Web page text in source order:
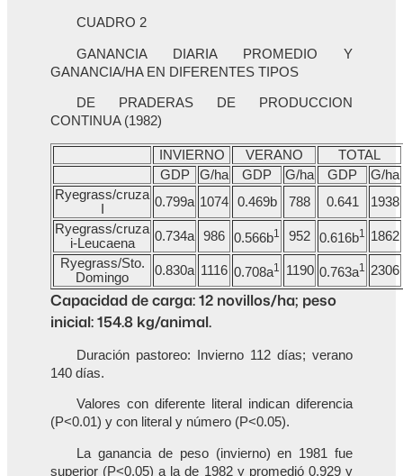
CUADRO 2
GANANCIA DIARIA PROMEDIO Y
GANANCIA/HA EN DIFERENTES TIPOS
DE PRADERAS DE PRODUCCION
CONTINUA (1982)
INVIERNO VERANO
TOTAL
GDP
G/ha GDP G/ha GDP
G/ha
Ryegrass/cruza 0.799a 1074 0.469b 788 0.641
1938
Ryegrass/cruza
i-Leucaena
0.734a 986 0.566b1 952 0.616b1 1862
Ryegrass/Sto.
Domingo
0.830a 1116 0.708a1 1190 0.763a1 2306
Capacidad de carga: 12 novillos/ha; peso
inicial: 154.8 kg/animal.
Duración pastoreo: Invierno 112 días; verano
140 días.
Valores con diferente literal indican diferencia
(P<0.01) y con literal y número (P<0.05).
La ganancia de peso (invierno) en 1981 fue
superior (P<0.05) a la de 1982 y promedió 0.929 y